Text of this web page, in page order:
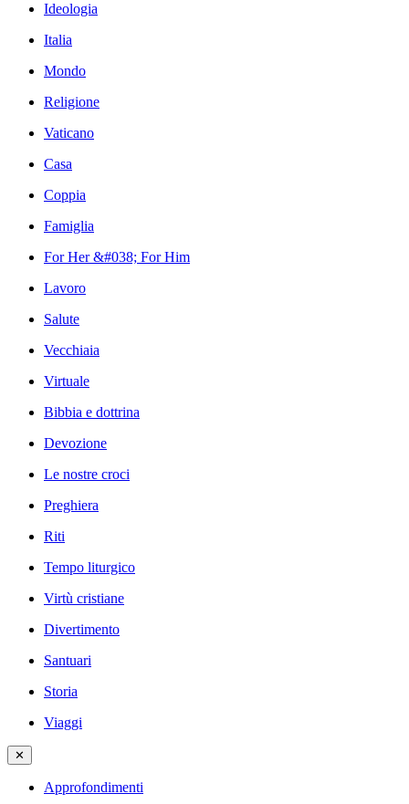
Ideologia
Italia
Mondo
Religione
Vaticano
Casa
Coppia
Famiglia
For Her &#038; For Him
Lavoro
Salute
Vecchiaia
Virtuale
Bibbia e dottrina
Devozione
Le nostre croci
Preghiera
Riti
Tempo liturgico
Virtù cristiane
Divertimento
Santuari
Storia
Viaggi
✕
Approfondimenti